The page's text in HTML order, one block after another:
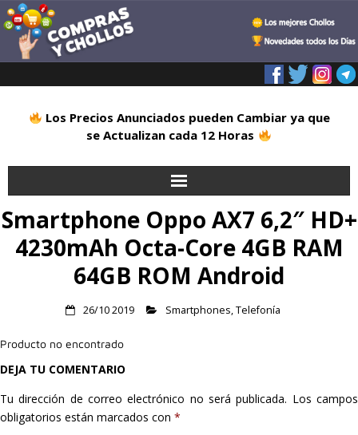
Los Precios Anunciados pueden Cambiar ya que
se Actualizan cada 12 Horas
Inicio
Alimentación
Hogar
Informática
Smartphone Oppo AX7 6,2″ HD+
4230mAh Octa-Core 4GB RAM
64GB ROM Android
26/10 2019 Smartphones,Telefonía
Producto no encontrado
DEJA TU COMENTARIO
Tu dirección de correo electrónico no será publicada. Los campos
obligatorios están marcados con *